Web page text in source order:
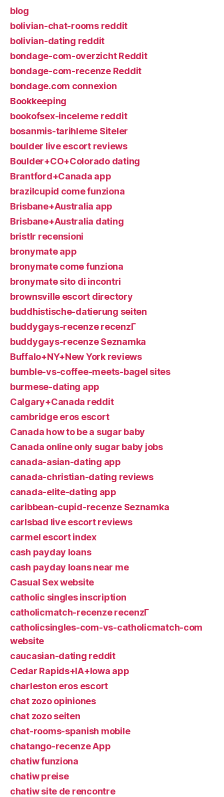
blog
bolivian-chat-rooms reddit
bolivian-dating reddit
bondage-com-overzicht Reddit
bondage-com-recenze Reddit
bondage.com connexion
Bookkeeping
bookofsex-inceleme reddit
bosanmis-tarihleme Siteler
boulder live escort reviews
Boulder+CO+Colorado dating
Brantford+Canada app
brazilcupid come funziona
Brisbane+Australia app
Brisbane+Australia dating
bristlr recensioni
bronymate app
bronymate come funziona
bronymate sito di incontri
brownsville escort directory
buddhistische-datierung seiten
buddygays-recenze recenzГ­
buddygays-recenze Seznamka
Buffalo+NY+New York reviews
bumble-vs-coffee-meets-bagel sites
burmese-dating app
Calgary+Canada reddit
cambridge eros escort
Canada how to be a sugar baby
Canada online only sugar baby jobs
canada-asian-dating app
canada-christian-dating reviews
canada-elite-dating app
caribbean-cupid-recenze Seznamka
carlsbad live escort reviews
carmel escort index
cash payday loans
cash payday loans near me
Casual Sex website
catholic singles inscription
catholicmatch-recenze recenzГ­
catholicsingles-com-vs-catholicmatch-com
website
caucasian-dating reddit
Cedar Rapids+IA+Iowa app
charleston eros escort
chat zozo opiniones
chat zozo seiten
chat-rooms-spanish mobile
chatango-recenze App
chatiw funziona
chatiw preise
chatiw site de rencontre